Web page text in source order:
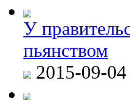
У
пьянством
2015-09-